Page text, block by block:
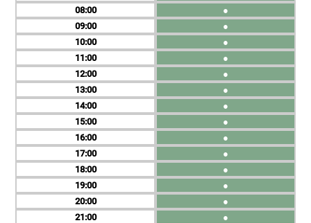
08
09
10
11
12
13
14
15
16
17
18
19
20
21
●
●
●
●
●
●
●
●
●
●
●
●
●
●